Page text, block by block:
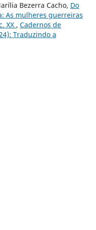
Bezerra Cacho, Do
As mulheres guerreiras
XX , Cadernos de
Traduzindo a